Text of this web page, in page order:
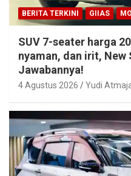
BERITA TERKINI GIIAS
SUV 7-seater harga
nyaman, dan irit, New
Jawabannya!
4 Agustus 2026 Yudi